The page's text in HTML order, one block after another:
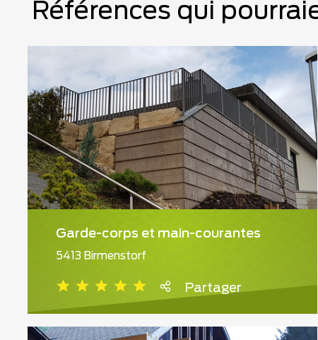
Références qui
Garde-corps et main-courantes
5413 Birmenstorf
Partager